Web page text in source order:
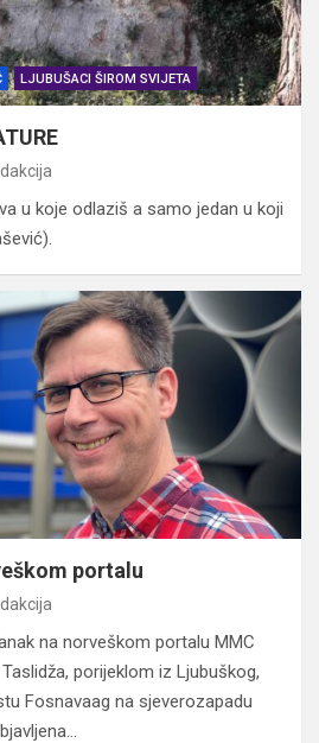
LJUBUŠACI ŠIROM SVIJETA
u koje odlaziš a samo jedan u koji
portalu
na norveškom portalu MMC
porijeklom iz Ljubuškog,
Fosnavaag na sjeverozapadu